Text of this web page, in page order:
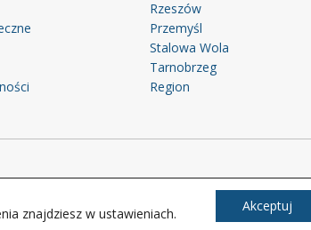
Rzeszów
Przemyśl
Stalowa Wola
Tarnobrzeg
Region
znajdziesz w ustawieniach.
Akceptuj